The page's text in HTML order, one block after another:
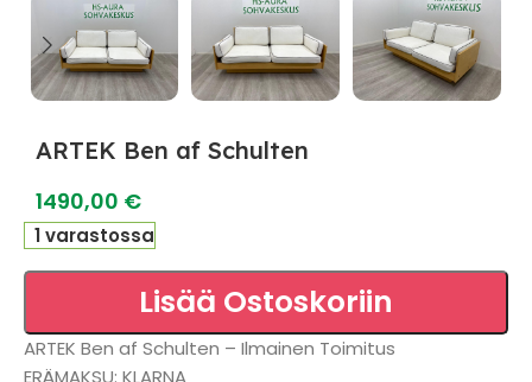
ARTEK Ben af Schulten
1490,00 €
1 varastossa
Lisää Ostoskoriin
ARTEK Ben af Schulten – Ilmainen Toimitus
ERÄMAKSU: KLARNA